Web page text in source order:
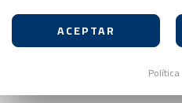
ACEPTAR